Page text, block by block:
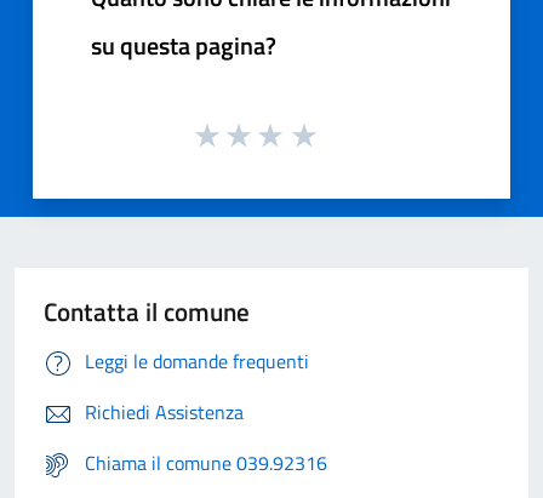
su questa pagina?
Contatta il comune
Leggi le domande frequenti
Richiedi Assistenza
Chiama il comune 039.92316